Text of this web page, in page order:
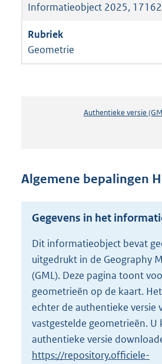
Informatieobject 2025, 17162
Geometrie
Authentieke versie
Algemene bepalingen
Gegevens in het
Dit informatieobject bevat
uitgedrukt in de Geography
(GML). Deze pagina toont
geometrieën op de kaart.
echter de authentieke versie
vastgestelde geometrieën. U
authentieke versie
https://repository.officiele-